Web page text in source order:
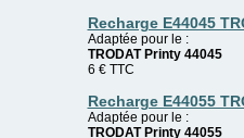
Recharge E44045
Adaptée pour le :
TRODAT Printy 44045
6 € TTC
Recharge E44055
Adaptée pour le :
TRODAT Printy 44055